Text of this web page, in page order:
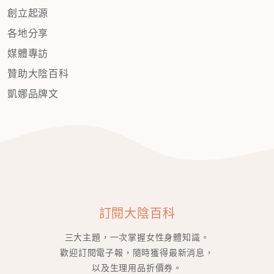
創立起源
各地分享
媒體專訪
贊助大陰百科
凱娜品牌文
訂閱大陰百科
三大主題，一次掌握女性身體知識。
歡迎訂閱電子報，隨時獲得最新消息，
以及生理用品折價券。